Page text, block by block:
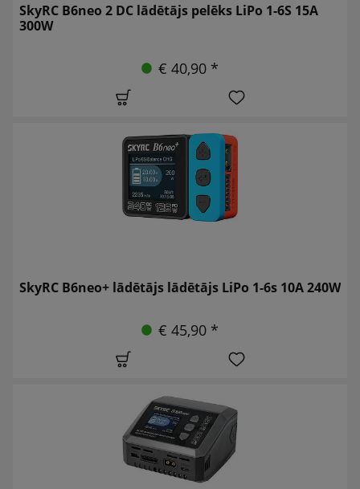
SkyRC B6neo 2 DC lādētājs pelēks LiPo 1-6S 15A
300W
€ 40,90 *
SkyRC B6neo+ lādētājs lādētājs LiPo 1-6s 10A 240W
€ 45,90 *